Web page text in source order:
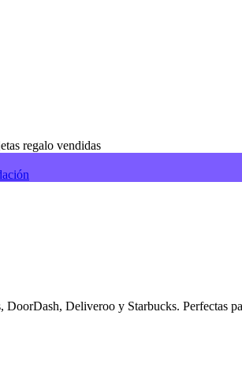
regalo vendidas
Deliveroo y Starbucks. Perfectas